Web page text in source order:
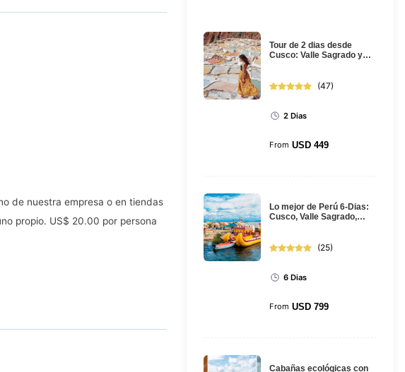
de nuestra empresa o en tiendas
propio. US$ 20.00 por persona
Tour de 2 dias desde
Cusco: Valle Sagrado y
(47)
2 Dias
From USD 449
Lo mejor de Perú 6-Dias:
Cusco, Valle Sagrado,
(25)
6 Dias
From USD 799
Cabañas ecológicas con